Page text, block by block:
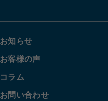
お知らせ
お客様の声
コラム
お問い合わせ